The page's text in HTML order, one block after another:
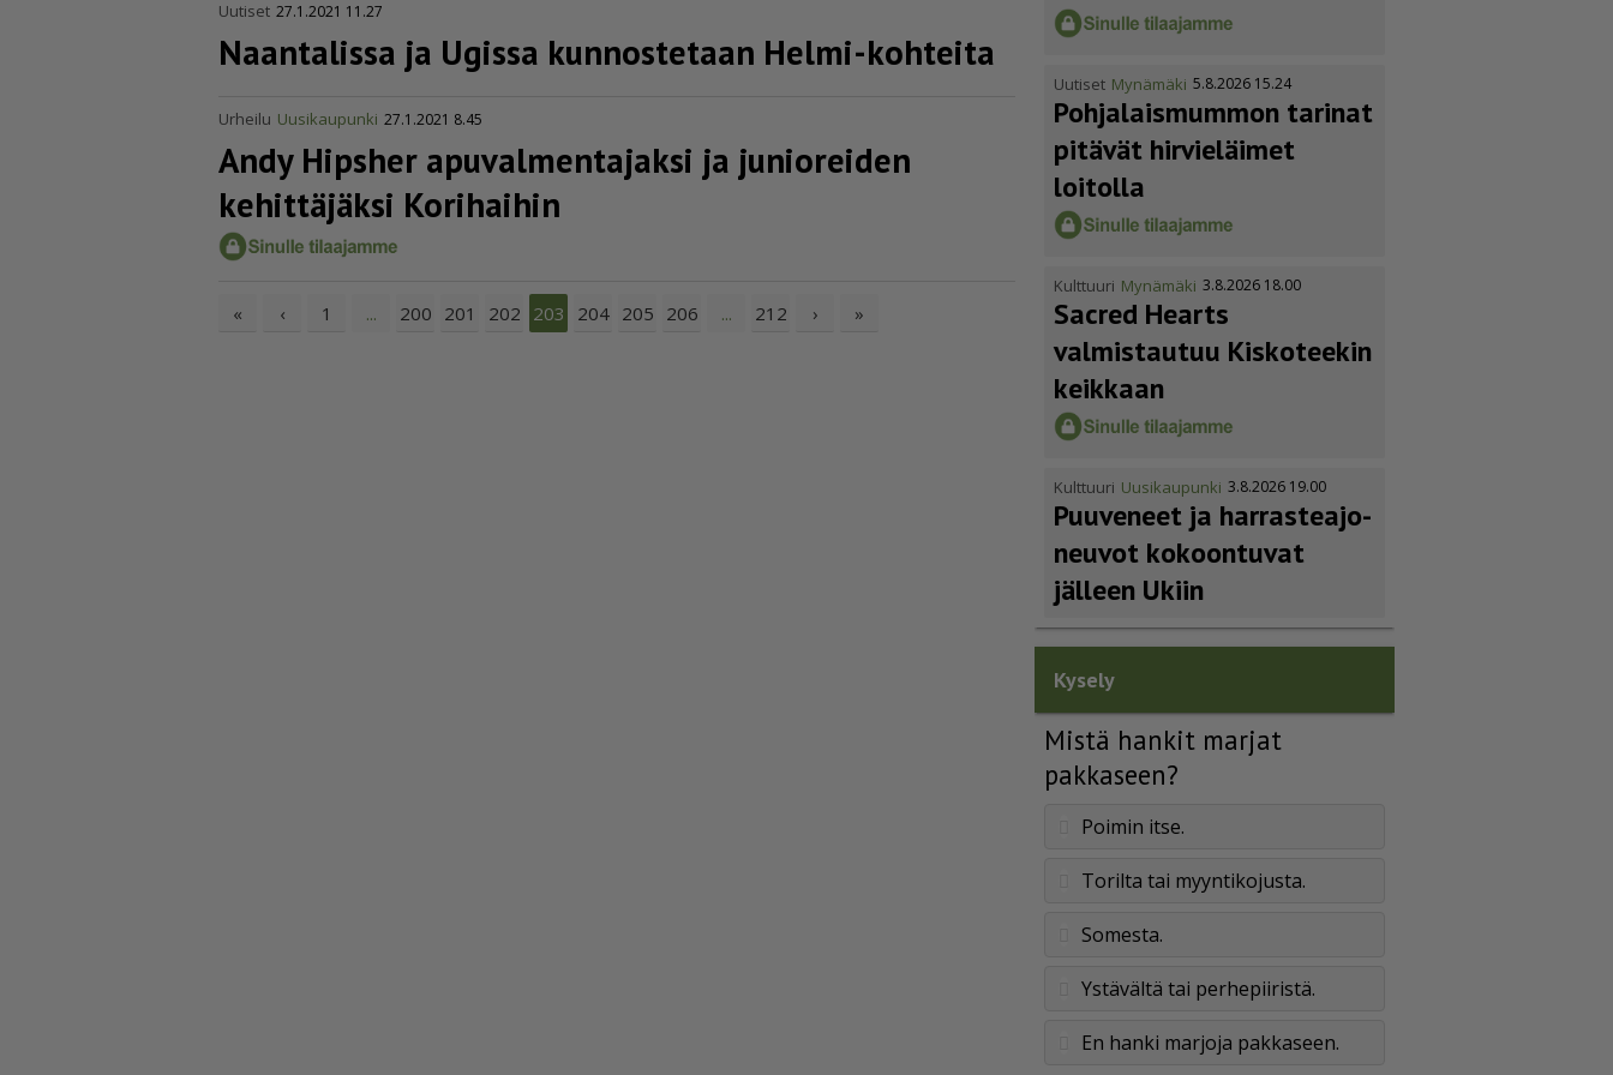
Uutiset 27.1.2021 11.27
Naantalissa ja Ugissa kunnostetaan Helmi-kohteita
Urheilu Uusikaupunki 27.1.2021 8.45
Andy Hipsher apuval­men­ta­jaksi ja junioreiden
kehittäjäksi Korihaihin
« ‹ 1 ... 200 201 202 203 204 205 206 ... 212 › »
Uutiset Mynämäki 5.8.2026 15.24
Pohja­lais­mummon tarinat
pitävät hirvieläimet
loitolla
Kulttuuri Mynämäki 3.8.2026 18.00
Sacred Hearts
valmistautuu Kiskoteekin
keikkaan
Kulttuuri Uusikaupunki 3.8.2026 19.00
Puuveneet ja harras­te­a­jo­
neuvot kokoontuvat
jälleen Ukiin
Kysely
Mistä hankit marjat
pakkaseen?
Poimin itse.
Torilta tai myyntikojusta.
Somesta.
Ystävältä tai perhepiiristä.
En hanki marjoja pakkaseen.